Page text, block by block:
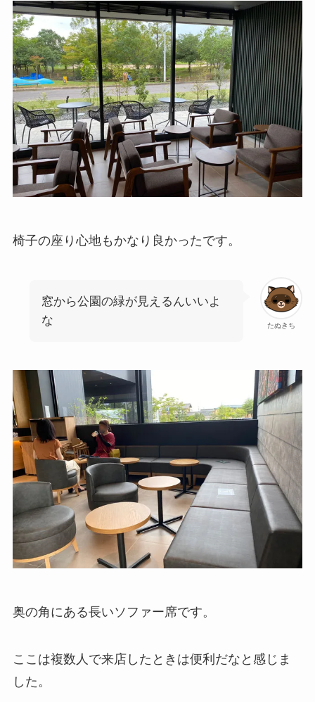
椅子の座り心地もかなり良かったです。
たぬきち
窓から公園の緑が見えるんいいよ
な
奥の角にある長いソファー席です。
ここは複数人で来店したときは便利だなと感じま
した。